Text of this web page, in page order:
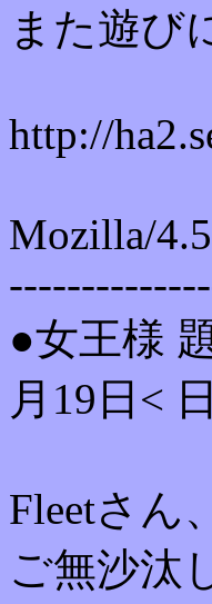
また遊び
http://
Mozilla/
●女王様
月19日<
Fleetさん
ご無沙汰